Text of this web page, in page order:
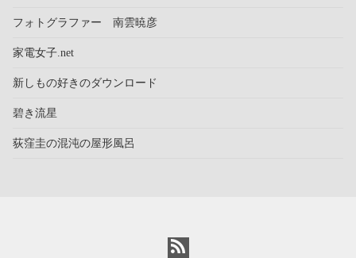
フォトグラファー 南雲暁彦
家電女子.net
新しもの好きのダウンロード
碧き流星
荻窪圭の混沌の屋形風呂